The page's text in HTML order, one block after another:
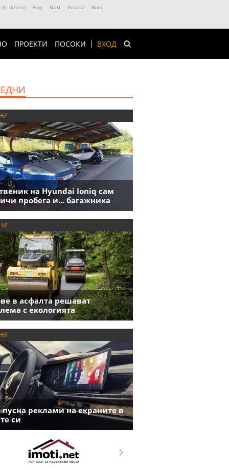
Az-deteto Blog Start Posoka
Boec
ВХОД
ПРОЕКТИ ПОСОКИ
на Hyundai Ioniq сам
пробега и... багажника
в асфалта решават
с екологията
пусна реклами на екраните в
си